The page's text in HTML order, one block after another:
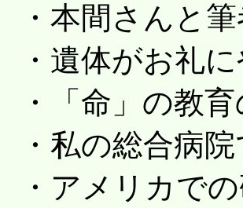
さんと筆者
がお礼に
」の教育
総合病院で
リカでの研